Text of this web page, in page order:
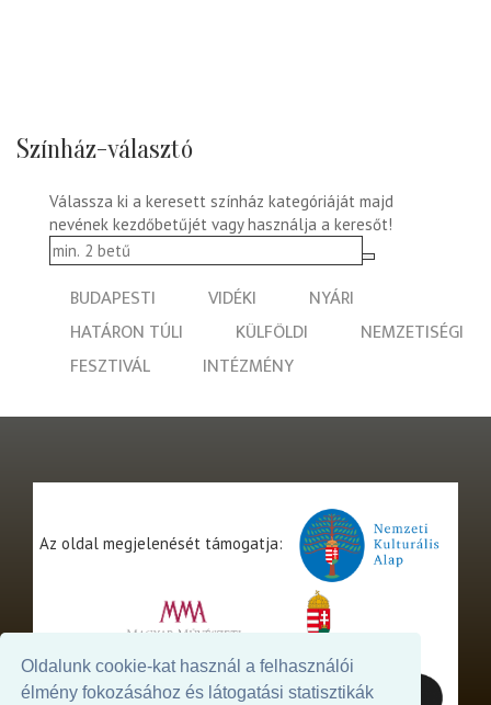
Oldalunk cookie-kat használ a felhasználói
élmény fokozásához és látogatási statisztikák
Színház-választó
Válassza ki a keresett színház kategóriáját majd
nevének kezdőbetűjét vagy használja a keresőt!
BUDAPESTI VIDÉKI
NYÁRI
HATÁRON TÚLI
KÜLFÖLDI
NEMZETISÉGI
FESZTIVÁL
INTÉZMÉNY
Az oldal megjelenését támogatja: